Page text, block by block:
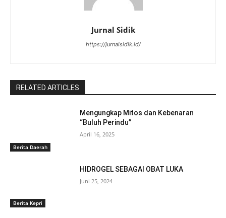
Jurnal Sidik
https://jurnalsidik.id/
RELATED ARTICLES
Berita Daerah
Mengungkap Mitos dan Kebenaran
“Buluh Perindu”
April 16, 2025
Berita Kepri
HIDROGEL SEBAGAI OBAT LUKA
Juni 25, 2024